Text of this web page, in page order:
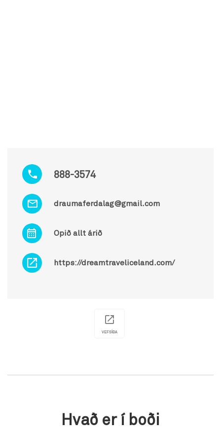
888-3574
draumaferdalag@gmail.com
Opið allt árið
https://dreamtraveliceland.com/
VEFSÍÐA
Hvað er í boði